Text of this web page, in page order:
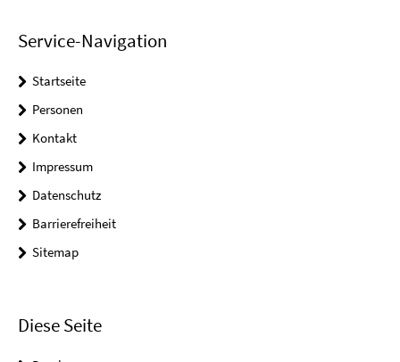
Service-Navigation
Startseite
Personen
Kontakt
Impressum
Datenschutz
Barrierefreiheit
Sitemap
Diese Seite